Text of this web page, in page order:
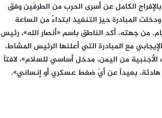
الكامل عن أسرى الحرب من الطرفَين وفق
المبادرة حيز التنفيذ ابتداءً من الساعة
من جهته، أكد الناطق باسم «أنصار الله»، رئيس
مع المبادرة التي أعلنها الرئيس المشاط،
الأجنبية من اليمن، مدخل أساسي للسلام»، لافتاً
بعيداً عن أيّ ضغط عسكري أو إنساني».